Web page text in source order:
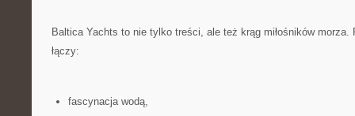
Baltica Yachts to nie tylko treści, ale też krąg miłośników
łączy:
fascynacja wodą,